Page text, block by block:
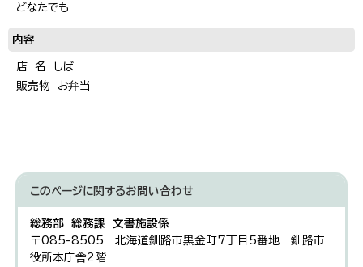
どなたでも
内容
店 名 しば
販売物 お弁当
このページに関するお問い合わせ
総務部 総務課 文書施設係
〒085-8505 北海道釧路市黒金町7丁目5番地 釧路市
役所本庁舎2階